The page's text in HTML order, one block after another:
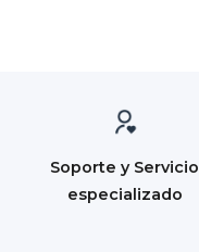
Soporte y Servicio
especializado